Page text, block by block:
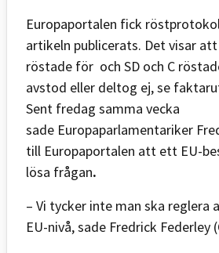
Europaportalen fick
artikeln publicerats. Det visar att
röstade för och SD och C
avstod eller deltog ej, se
Sent fredag samma vecka
sade Europaparlamentariker
till Europaportalen att ett EU-
lösa frågan.
– Vi tycker inte man ska reglera
EU-nivå, sade Fredrick Federley